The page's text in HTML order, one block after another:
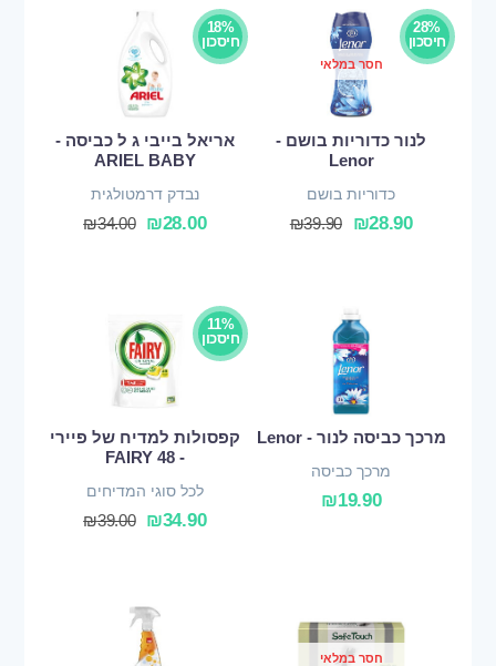
28%
חיסכון
חסר במלאי
לנור כדוריות בושם -
Lenor
כדוריות בושם
₪28.90
₪39.90
18%
חיסכון
אריאל בייבי ג ל כביסה -
ARIEL BABY
נבדק דרמטולגית
₪28.00
₪34.00
מרכך כביסה לנור - Lenor
מרכך כביסה
₪19.90
11%
חיסכון
קפסולות למדיח של פיירי
- FAIRY 48
לכל סוגי המדיחים
₪34.90
₪39.00
חסר במלאי